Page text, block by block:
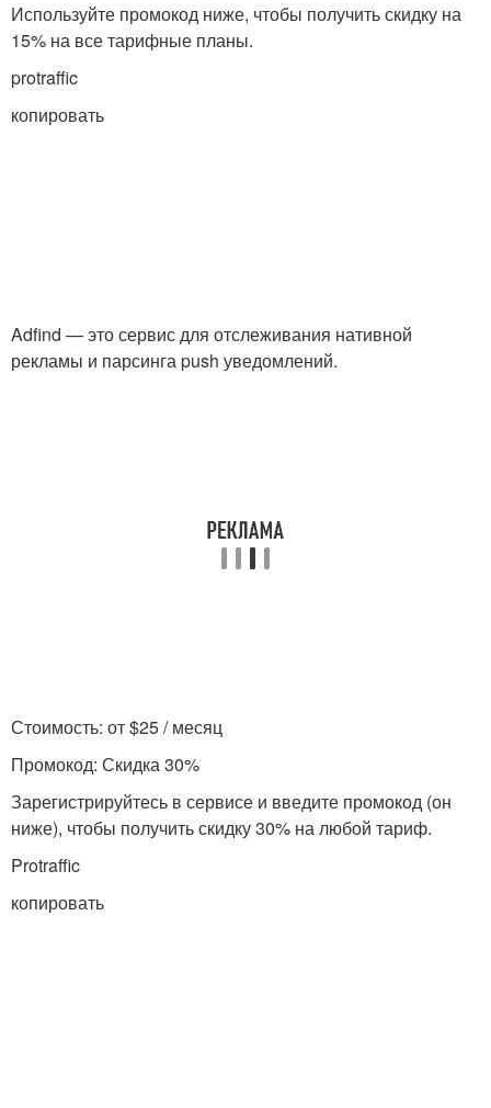
Используйте промокод ниже, чтобы получить скидку на
15% на все тарифные планы.
protraffic
копировать
Adfind — это сервис для отслеживания нативной
рекламы и парсинга push уведомлений.
Стоимость: от $25 / месяц
Промокод: Скидка 30%
Зарегистрируйтесь в сервисе и введите промокод (он
ниже), чтобы получить скидку 30% на любой тариф.
Protraffic
копировать